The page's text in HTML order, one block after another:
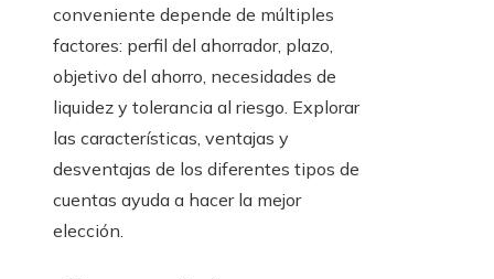
conveniente depende de múltiples
factores: perfil del ahorrador, plazo,
objetivo del ahorro, necesidades de
liquidez y tolerancia al riesgo. Explorar
las características, ventajas y
desventajas de los diferentes tipos de
cuentas ayuda a hacer la mejor
elección.